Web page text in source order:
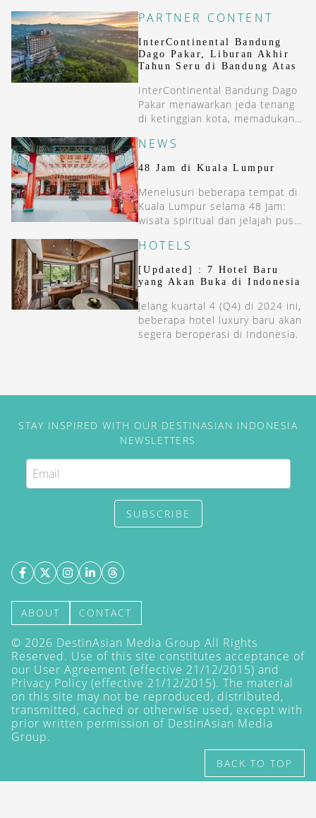
suasana pegunungan Bandung.
PARTNER CONTENT
InterContinental Bandung
Dago Pakar, Liburan Akhir
Tahun Seru di Bandung Atas
InterContinental Bandung Dago
Pakar menawarkan jeda tenang
di ketinggian kota, memadukan
suasana pegunungan Bandung.
NEWS
48 Jam di Kuala Lumpur
Menelusuri beberapa tempat di
Kuala Lumpur selama 48 Jam:
wisata spiritual dan jelajah pusat
HOTELS
[Updated] : 7 Hotel Baru
yang Akan Buka di Indonesia
Jelang kuartal 4 (Q4) di 2024 ini,
beberapa hotel luxury baru akan
segera beroperasi di Indonesia.
STAY INSPIRED WITH OUR DESTINASIAN INDONESIA
NEWSLETTERS
SUBSCRIBE
ABOUT CONTACT
© 2026 DestinAsian Media Group All Rights
Reserved. Use of this site constitutes acceptance of
our User Agreement (effective 21/12/2015) and
Privacy Policy (effective 21/12/2015). The material
on this site may not be reproduced, distributed,
transmitted, cached or otherwise used, except with
prior written permission of DestinAsian Media
Group.
BACK TO TOP